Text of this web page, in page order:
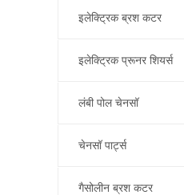
इलेक्ट्रिक ब्रश कटर
इलेक्ट्रिक प्रूनर शियर्स
लंबी पोल चेनसॉ
चेनसॉ पार्ट्स
गैसोलीन ब्रश कटर